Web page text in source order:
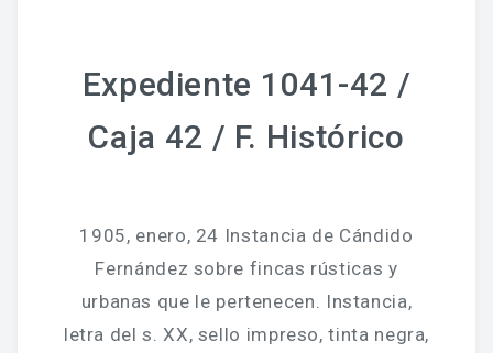
Expediente 1041-42 /
Caja 42 / F. Histórico
1905, enero, 24 Instancia de Cándido
Fernández sobre fincas rústicas y
urbanas que le pertenecen. Instancia,
letra del s. XX, sello impreso, tinta negra,